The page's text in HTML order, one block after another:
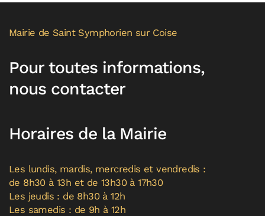
Mairie de Saint Symphorien sur Coise
Pour toutes informations,
nous contacter
Horaires de la Mairie
Les lundis, mardis, mercredis et vendredis :
de 8h30 à 13h et de 13h30 à 17h30
Les jeudis : de 8h30 à 12h
Les samedis : de 9h à 12h